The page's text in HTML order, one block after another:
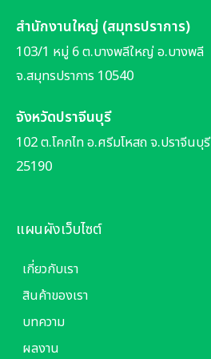
สำนักงานใหญ่ (สมุทรปราการ)
103/1 หมู่ 6 ต.บางพลีใหญ่ อ.บางพลี
จ.สมุทรปราการ 10540
จังหวัดปราจีนบุรี
102 ต.โคกไท อ.ศรีมโหสถ จ.ปราจีนบุรี
25190
แผนผังเว็บไซต์
เกี่ยวกับเรา
สินค้าของเรา
บทความ
ผลงาน